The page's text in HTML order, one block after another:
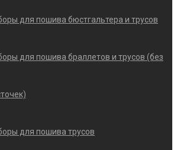
для пошива бюстгальтера и трусов
для пошива браллетов и трусов (без
для пошива трусов